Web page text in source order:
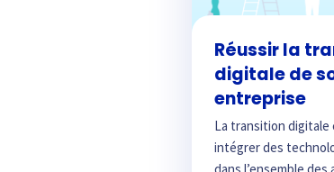
Réussir la
digitale de
entreprise
La transition digitale
intégrer des